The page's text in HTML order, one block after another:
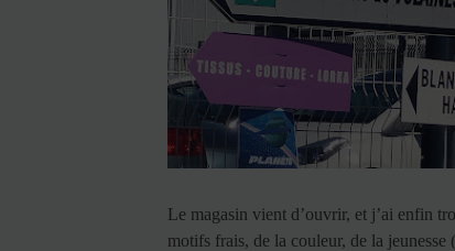
Le magasin vient d’ouvrir, et j’ai enfin
motifs frais, de la couleur, de la